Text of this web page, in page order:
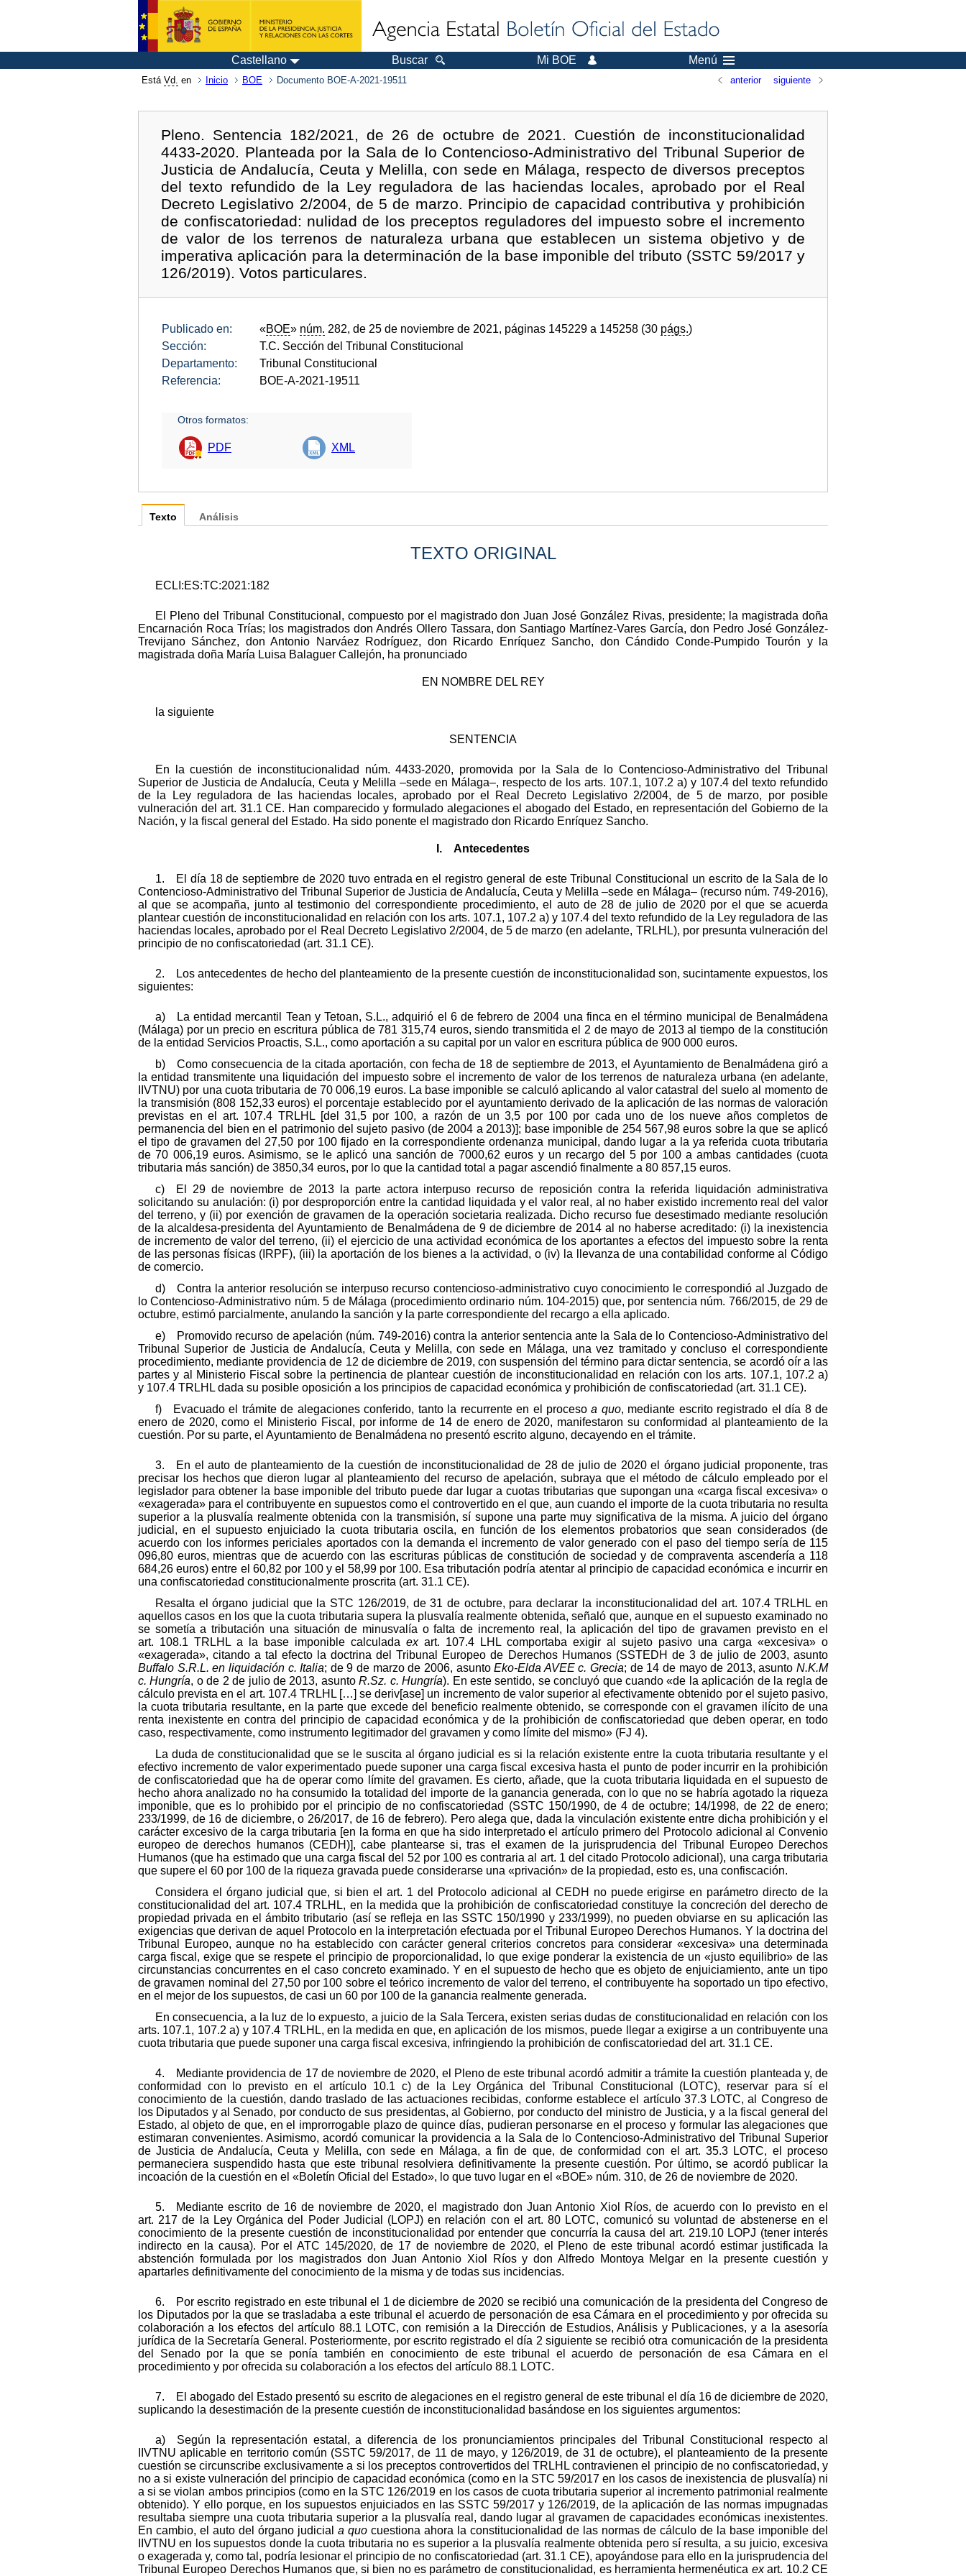
Castellano Buscar Mi BOE Menú
Está Vd. en Inicio BOE Documento BOE-A-2021-19511 anterior siguiente
Pleno. Sentencia 182/2021, de 26 de octubre de 2021. Cuestión de inconstitucionalidad
4433-2020. Planteada por la Sala de lo Contencioso-Administrativo del Tribunal Superior de
Justicia de Andalucía, Ceuta y Melilla, con sede en Málaga, respecto de diversos preceptos
del texto refundido de la Ley reguladora de las haciendas locales, aprobado por el Real
Decreto Legislativo 2/2004, de 5 de marzo. Principio de capacidad contributiva y prohibición
de confiscatoriedad: nulidad de los preceptos reguladores del impuesto sobre el incremento
de valor de los terrenos de naturaleza urbana que establecen un sistema objetivo y de
imperativa aplicación para la determinación de la base imponible del tributo (SSTC 59/2017 y
126/2019). Votos particulares.
Publicado en: «BOE» núm. 282, de 25 de noviembre de 2021, páginas 145229 a 145258 (30 págs.)
Sección:
T.C. Sección del Tribunal Constitucional
Departamento:
Tribunal Constitucional
Referencia:
BOE-A-2021-19511
Otros formatos:
PDF XML
Texto
TEXTO ORIGINAL
ECLI:ES:TC:2021:182
El Pleno del Tribunal Constitucional, compuesto por el magistrado don Juan José González Rivas, presidente; la magistrada doña
Encarnación Roca Trías; los magistrados don Andrés Ollero Tassara, don Santiago Martínez-Vares García, don Pedro José González-
Trevijano Sánchez, don Antonio Narváez Rodríguez, don Ricardo Enríquez Sancho, don Cándido Conde-Pumpido Tourón y la
magistrada doña María Luisa Balaguer Callejón, ha pronunciado
EN NOMBRE DEL REY
la siguiente
SENTENCIA
En la cuestión de inconstitucionalidad núm. 4433-2020, promovida por la Sala de lo Contencioso-Administrativo del Tribunal
Superior de Justicia de Andalucía, Ceuta y Melilla –sede en Málaga–, respecto de los arts. 107.1, 107.2 a) y 107.4 del texto refundido
de la Ley reguladora de las haciendas locales, aprobado por el Real Decreto Legislativo 2/2004, de 5 de marzo, por posible
vulneración del art. 31.1 CE. Han comparecido y formulado alegaciones el abogado del Estado, en representación del Gobierno de la
Nación, y la fiscal general del Estado. Ha sido ponente el magistrado don Ricardo Enríquez Sancho.
I. Antecedentes
1. El día 18 de septiembre de 2020 tuvo entrada en el registro general de este Tribunal Constitucional un escrito de la Sala de lo
Contencioso-Administrativo del Tribunal Superior de Justicia de Andalucía, Ceuta y Melilla –sede en Málaga– (recurso núm. 749-2016),
al que se acompaña, junto al testimonio del correspondiente procedimiento, el auto de 28 de julio de 2020 por el que se acuerda
plantear cuestión de inconstitucionalidad en relación con los arts. 107.1, 107.2 a) y 107.4 del texto refundido de la Ley reguladora de las
haciendas locales, aprobado por el Real Decreto Legislativo 2/2004, de 5 de marzo (en adelante, TRLHL), por presunta vulneración del
principio de no confiscatoriedad (art. 31.1 CE).
2. Los antecedentes de hecho del planteamiento de la presente cuestión de inconstitucionalidad son, sucintamente expuestos, los
siguientes:
a) La entidad mercantil Tean y Tetoan, S.L., adquirió el 6 de febrero de 2004 una finca en el término municipal de Benalmádena
(Málaga) por un precio en escritura pública de 781 315,74 euros, siendo transmitida el 2 de mayo de 2013 al tiempo de la constitución
de la entidad Servicios Proactis, S.L., como aportación a su capital por un valor en escritura pública de 900 000 euros.
b) Como consecuencia de la citada aportación, con fecha de 18 de septiembre de 2013, el Ayuntamiento de Benalmádena giró a
la entidad transmitente una liquidación del impuesto sobre el incremento de valor de los terrenos de naturaleza urbana (en adelante,
IIVTNU) por una cuota tributaria de 70 006,19 euros. La base imponible se calculó aplicando al valor catastral del suelo al momento de
la transmisión (808 152,33 euros) el porcentaje establecido por el ayuntamiento derivado de la aplicación de las normas de valoración
previstas en el art. 107.4 TRLHL [del 31,5 por 100, a razón de un 3,5 por 100 por cada uno de los nueve años completos de
permanencia del bien en el patrimonio del sujeto pasivo (de 2004 a 2013)]; base imponible de 254 567,98 euros sobre la que se aplicó
el tipo de gravamen del 27,50 por 100 fijado en la correspondiente ordenanza municipal, dando lugar a la ya referida cuota tributaria
de 70 006,19 euros. Asimismo, se le aplicó una sanción de 7000,62 euros y un recargo del 5 por 100 a ambas cantidades (cuota
tributaria más sanción) de 3850,34 euros, por lo que la cantidad total a pagar ascendió finalmente a 80 857,15 euros.
c) El 29 de noviembre de 2013 la parte actora interpuso recurso de reposición contra la referida liquidación administrativa
solicitando su anulación: (i) por desproporción entre la cantidad liquidada y el valor real, al no haber existido incremento real del valor
del terreno, y (ii) por exención de gravamen de la operación societaria realizada. Dicho recurso fue desestimado mediante resolución
de la alcaldesa-presidenta del Ayuntamiento de Benalmádena de 9 de diciembre de 2014 al no haberse acreditado: (i) la inexistencia
de incremento de valor del terreno, (ii) el ejercicio de una actividad económica de los aportantes a efectos del impuesto sobre la renta
de las personas físicas (IRPF), (iii) la aportación de los bienes a la actividad, o (iv) la llevanza de una contabilidad conforme al Código
de comercio.
d) Contra la anterior resolución se interpuso recurso contencioso-administrativo cuyo conocimiento le correspondió al Juzgado de
lo Contencioso-Administrativo núm. 5 de Málaga (procedimiento ordinario núm. 104-2015) que, por sentencia núm. 766/2015, de 29 de
octubre, estimó parcialmente, anulando la sanción y la parte correspondiente del recargo a ella aplicado.
e) Promovido recurso de apelación (núm. 749-2016) contra la anterior sentencia ante la Sala de lo Contencioso-Administrativo del
Tribunal Superior de Justicia de Andalucía, Ceuta y Melilla, con sede en Málaga, una vez tramitado y concluso el correspondiente
procedimiento, mediante providencia de 12 de diciembre de 2019, con suspensión del término para dictar sentencia, se acordó oír a las
partes y al Ministerio Fiscal sobre la pertinencia de plantear cuestión de inconstitucionalidad en relación con los arts. 107.1, 107.2 a)
y 107.4 TRLHL dada su posible oposición a los principios de capacidad económica y prohibición de confiscatoriedad (art. 31.1 CE).
f) Evacuado el trámite de alegaciones conferido, tanto la recurrente en el procesoa quo, mediante escrito registrado el día 8 de
enero de 2020, como el Ministerio Fiscal, por informe de 14 de enero de 2020, manifestaron su conformidad al planteamiento de la
cuestión. Por su parte, el Ayuntamiento de Benalmádena no presentó escrito alguno, decayendo en el trámite.
3. En el auto de planteamiento de la cuestión de inconstitucionalidad de 28 de julio de 2020 el órgano judicial proponente, tras
precisar los hechos que dieron lugar al planteamiento del recurso de apelación, subraya que el método de cálculo empleado por el
legislador para obtener la base imponible del tributo puede dar lugar a cuotas tributarias que supongan una «carga fiscal excesiva» o
«exagerada» para el contribuyente en supuestos como el controvertido en el que, aun cuando el importe de la cuota tributaria no resulta
superior a la plusvalía realmente obtenida con la transmisión, sí supone una parte muy significativa de la misma. A juicio del órgano
judicial, en el supuesto enjuiciado la cuota tributaria oscila, en función de los elementos probatorios que sean considerados (de
acuerdo con los informes periciales aportados con la demanda el incremento de valor generado con el paso del tiempo sería de 115
096,80 euros, mientras que de acuerdo con las escrituras públicas de constitución de sociedad y de compraventa ascendería a 118
684,26 euros) entre el 60,82 por 100 y el 58,99 por 100. Esa tributación podría atentar al principio de capacidad económica e incurrir en
una confiscatoriedad constitucionalmente proscrita (art. 31.1 CE).
Resalta el órgano judicial que la STC 126/2019, de 31 de octubre, para declarar la inconstitucionalidad del art. 107.4 TRLHL en
aquellos casos en los que la cuota tributaria supera la plusvalía realmente obtenida, señaló que, aunque en el supuesto examinado no
se sometía a tributación una situación de minusvalía o falta de incremento real, la aplicación del tipo de gravamen previsto en el
art. 108.1 TRLHL a la base imponible calculada ex art. 107.4 LHL comportaba exigir al sujeto pasivo una carga «excesiva» o
«exagerada», citando a tal efecto la doctrina del Tribunal Europeo de Derechos Humanos (SSTEDH de 3 de julio de 2003, asunto
Buffalo S.R.L. en liquidación c. Italia; de 9 de marzo de 2006, asuntoEko-Elda AVEE c. Grecia; de 14 de mayo de 2013, asunto N.K.M
c. Hungría, o de 2 de julio de 2013, asuntoR.Sz. c. Hungría). En este sentido, se concluyó que cuando «de la aplicación de la regla de
cálculo prevista en el art. 107.4 TRLHL […] se deriv[ase] un incremento de valor superior al efectivamente obtenido por el sujeto pasivo,
la cuota tributaria resultante, en la parte que excede del beneficio realmente obtenido, se corresponde con el gravamen ilícito de una
renta inexistente en contra del principio de capacidad económica y de la prohibición de confiscatoriedad que deben operar, en todo
caso, respectivamente, como instrumento legitimador del gravamen y como límite del mismo» (FJ 4).
La duda de constitucionalidad que se le suscita al órgano judicial es si la relación existente entre la cuota tributaria resultante y el
efectivo incremento de valor experimentado puede suponer una carga fiscal excesiva hasta el punto de poder incurrir en la prohibición
de confiscatoriedad que ha de operar como límite del gravamen. Es cierto, añade, que la cuota tributaria liquidada en el supuesto de
hecho ahora analizado no ha consumido la totalidad del importe de la ganancia generada, con lo que no se habría agotado la riqueza
imponible, que es lo prohibido por el principio de no confiscatoriedad (SSTC 150/1990, de 4 de octubre; 14/1998, de 22 de enero;
233/1999, de 16 de diciembre, o 26/2017, de 16 de febrero). Pero alega que, dada la vinculación existente entre dicha prohibición y el
carácter excesivo de la carga tributaria [en la forma en que ha sido interpretado el artículo primero del Protocolo adicional al Convenio
europeo de derechos humanos (CEDH)], cabe plantearse si, tras el examen de la jurisprudencia del Tribunal Europeo Derechos
Humanos (que ha estimado que una carga fiscal del 52 por 100 es contraria al art. 1 del citado Protocolo adicional), una carga tributaria
que supere el 60 por 100 de la riqueza gravada puede considerarse una «privación» de la propiedad, esto es, una confiscación.
Considera el órgano judicial que, si bien el art. 1 del Protocolo adicional al CEDH no puede erigirse en parámetro directo de la
constitucionalidad del art. 107.4 TRLHL, en la medida que la prohibición de confiscatoriedad constituye la concreción del derecho de
propiedad privada en el ámbito tributario (así se refleja en las SSTC 150/1990 y 233/1999), no pueden obviarse en su aplicación las
exigencias que derivan de aquel Protocolo en la interpretación efectuada por el Tribunal Europeo Derechos Humanos. Y la doctrina del
Tribunal Europeo, aunque no ha establecido con carácter general criterios concretos para considerar «excesiva» una determinada
carga fiscal, exige que se respete el principio de proporcionalidad, lo que exige ponderar la existencia de un «justo equilibrio» de las
circunstancias concurrentes en el caso concreto examinado. Y en el supuesto de hecho que es objeto de enjuiciamiento, ante un tipo
de gravamen nominal del 27,50 por 100 sobre el teórico incremento de valor del terreno, el contribuyente ha soportado un tipo efectivo,
en el mejor de los supuestos, de casi un 60 por 100 de la ganancia realmente generada.
En consecuencia, a la luz de lo expuesto, a juicio de la Sala Tercera, existen serias dudas de constitucionalidad en relación con los
arts. 107.1, 107.2 a) y 107.4 TRLHL, en la medida en que, en aplicación de los mismos, puede llegar a exigirse a un contribuyente una
cuota tributaria que puede suponer una carga fiscal excesiva, infringiendo la prohibición de confiscatoriedad del art. 31.1 CE.
4. Mediante providencia de 17 de noviembre de 2020, el Pleno de este tribunal acordó admitir a trámite la cuestión planteada y, de
conformidad con lo previsto en el artículo 10.1 c) de la Ley Orgánica del Tribunal Constitucional (LOTC), reservar para sí el
conocimiento de la cuestión, dando traslado de las actuaciones recibidas, conforme establece el artículo 37.3 LOTC, al Congreso de
los Diputados y al Senado, por conducto de sus presidentas, al Gobierno, por conducto del ministro de Justicia, y a la fiscal general del
Estado, al objeto de que, en el improrrogable plazo de quince días, pudieran personarse en el proceso y formular las alegaciones que
estimaran convenientes. Asimismo, acordó comunicar la providencia a la Sala de lo Contencioso-Administrativo del Tribunal Superior
de Justicia de Andalucía, Ceuta y Melilla, con sede en Málaga, a fin de que, de conformidad con el art. 35.3 LOTC, el proceso
permaneciera suspendido hasta que este tribunal resolviera definitivamente la presente cuestión. Por último, se acordó publicar la
incoación de la cuestión en el «Boletín Oficial del Estado», lo que tuvo lugar en el «BOE» núm. 310, de 26 de noviembre de 2020.
5. Mediante escrito de 16 de noviembre de 2020, el magistrado don Juan Antonio Xiol Ríos, de acuerdo con lo previsto en el
art. 217 de la Ley Orgánica del Poder Judicial (LOPJ) en relación con el art. 80 LOTC, comunicó su voluntad de abstenerse en el
conocimiento de la presente cuestión de inconstitucionalidad por entender que concurría la causa del art. 219.10 LOPJ (tener interés
indirecto en la causa). Por el ATC 145/2020, de 17 de noviembre de 2020, el Pleno de este tribunal acordó estimar justificada la
abstención formulada por los magistrados don Juan Antonio Xiol Ríos y don Alfredo Montoya Melgar en la presente cuestión y
apartarles definitivamente del conocimiento de la misma y de todas sus incidencias.
6. Por escrito registrado en este tribunal el 1 de diciembre de 2020 se recibió una comunicación de la presidenta del Congreso de
los Diputados por la que se trasladaba a este tribunal el acuerdo de personación de esa Cámara en el procedimiento y por ofrecida su
colaboración a los efectos del artículo 88.1 LOTC, con remisión a la Dirección de Estudios, Análisis y Publicaciones, y a la asesoría
jurídica de la Secretaría General. Posteriormente, por escrito registrado el día 2 siguiente se recibió otra comunicación de la presidenta
del Senado por la que se ponía también en conocimiento de este tribunal el acuerdo de personación de esa Cámara en el
procedimiento y por ofrecida su colaboración a los efectos del artículo 88.1 LOTC.
7. El abogado del Estado presentó su escrito de alegaciones en el registro general de este tribunal el día 16 de diciembre de 2020,
suplicando la desestimación de la presente cuestión de inconstitucionalidad basándose en los siguientes argumentos:
a) Según la representación estatal, a diferencia de los pronunciamientos principales del Tribunal Constitucional respecto al
IIVTNU aplicable en territorio común (SSTC 59/2017, de 11 de mayo, y 126/2019, de 31 de octubre), el planteamiento de la presente
cuestión se circunscribe exclusivamente a si los preceptos controvertidos del TRLHL contravienen el principio de no confiscatoriedad, y
no a si existe vulneración del principio de capacidad económica (como en la STC 59/2017 en los casos de inexistencia de plusvalía) ni
a si se violan ambos principios (como en la STC 126/2019 en los casos de cuota tributaria superior al incremento patrimonial realmente
obtenido). Y ello porque, en los supuestos enjuiciados en las SSTC 59/2017 y 126/2019, de la aplicación de las normas impugnadas
resultaba siempre una cuota tributaria superior a la plusvalía real, dando lugar al gravamen de capacidades económicas inexistentes.
En cambio, el auto del órgano judicial a quo cuestiona ahora la constitucionalidad de las normas de cálculo de la base imponible del
IIVTNU en los supuestos donde la cuota tributaria no es superior a la plusvalía realmente obtenida pero sí resulta, a su juicio, excesiva
o exagerada y, como tal, podría lesionar el principio de no confiscatoriedad (art. 31.1 CE), apoyándose para ello en la jurisprudencia del
Tribunal Europeo Derechos Humanos que, si bien no es parámetro de constitucionalidad, es herramienta hermenéutica exart. 10.2 CE
Análisis